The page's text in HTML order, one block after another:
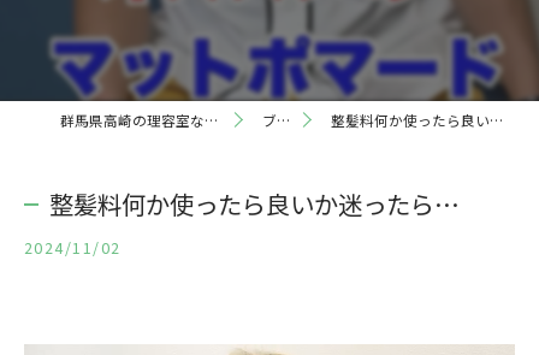
群馬県高崎の理容室ならairyu hair ブログ 整髪料何か使ったら良いか迷ったら…
整髪料何か使ったら良いか迷ったら…
2024/11/02